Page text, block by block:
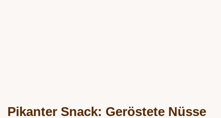
Pikanter Snack: Geröstete Nüsse